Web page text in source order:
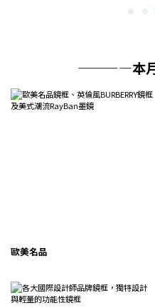
————本
歐美名品